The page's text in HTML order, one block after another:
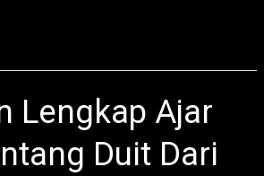
Lengkap Ajar
Duit Dari